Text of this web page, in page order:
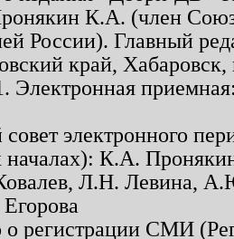
К.А. (член
России). Главный
край,
Электронная
электронного
началах): К.А.
Л.Н. Левина,
о регистрации СМИ